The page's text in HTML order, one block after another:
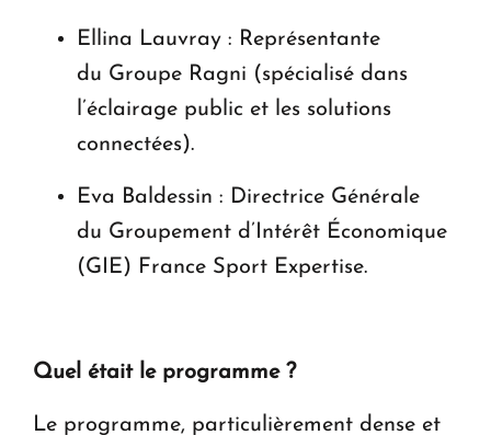
Ellina Lauvray : Représentante
du Groupe Ragni (spécialisé dans
l’éclairage public et les solutions
connectées).
Eva Baldessin : Directrice Générale
du Groupement d’Intérêt Économique
(GIE) France Sport Expertise.
Quel était le programme ?
Le programme, particulièrement dense et